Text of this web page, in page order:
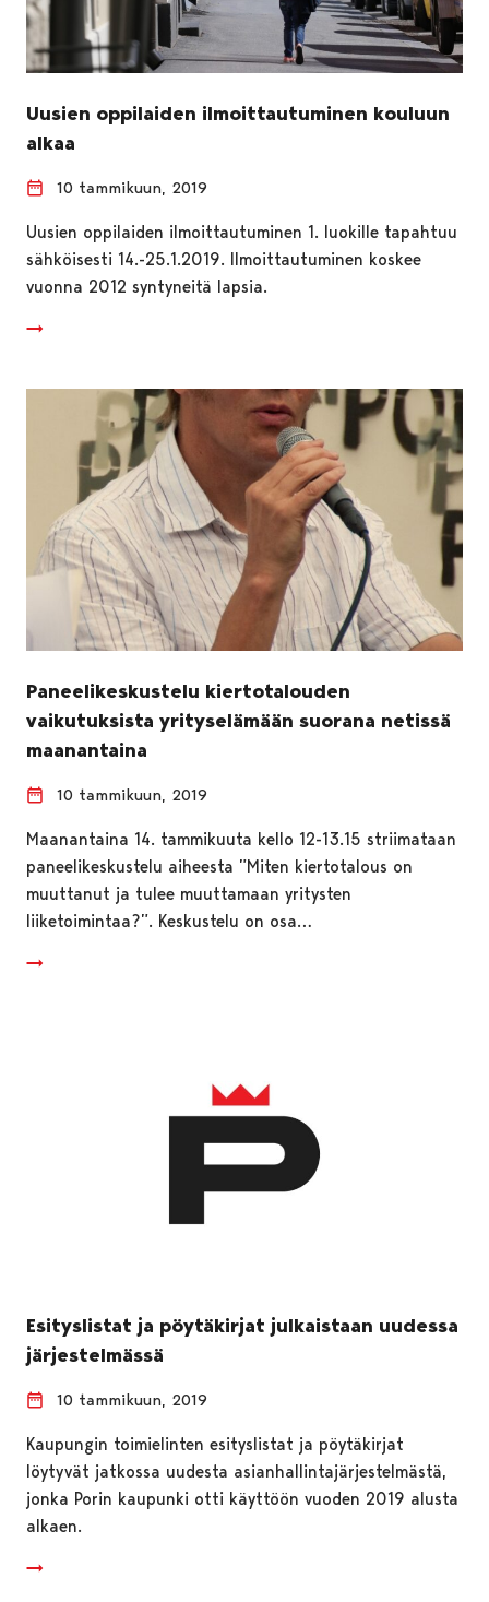
Uusien oppilaiden ilmoittautuminen kouluun
alkaa
10 tammikuun, 2019
Uusien oppilaiden ilmoittautuminen 1. luokille tapahtuu
sähköisesti 14.-25.1.2019. Ilmoittautuminen koskee
vuonna 2012 syntyneitä lapsia.
Paneelikeskustelu kiertotalouden
vaikutuksista yrityselämään suorana netissä
maanantaina
10 tammikuun, 2019
Maanantaina 14. tammikuuta kello 12-13.15 striimataan
paneelikeskustelu aiheesta ”Miten kiertotalous on
muuttanut ja tulee muuttamaan yritysten
liiketoimintaa?”. Keskustelu on osa…
Esityslistat ja pöytäkirjat julkaistaan uudessa
järjestelmässä
10 tammikuun, 2019
Kaupungin toimielinten esityslistat ja pöytäkirjat
löytyvät jatkossa uudesta asianhallintajärjestelmästä,
jonka Porin kaupunki otti käyttöön vuoden 2019 alusta
alkaen.